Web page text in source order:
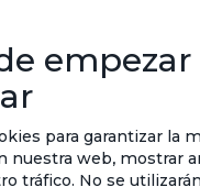
sobre últimas
newsletter
empezar
para garantizar la
nuestra web, mostrar
tráfico. No se